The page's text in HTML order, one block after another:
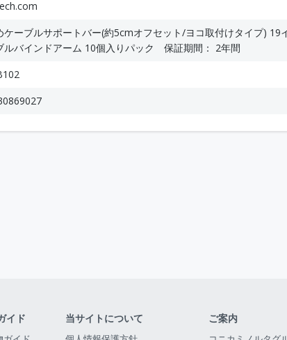
ケーブルサポートバー(約5cmオフセット/ヨコ取付けタイプ) 19
ルバインドアーム 10個入りパック 保証期間： 2年間
イド 当サイトについて ご案内